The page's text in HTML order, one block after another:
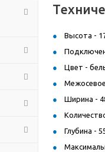
Высота -
Цвет -
Ширина -
Глубина -